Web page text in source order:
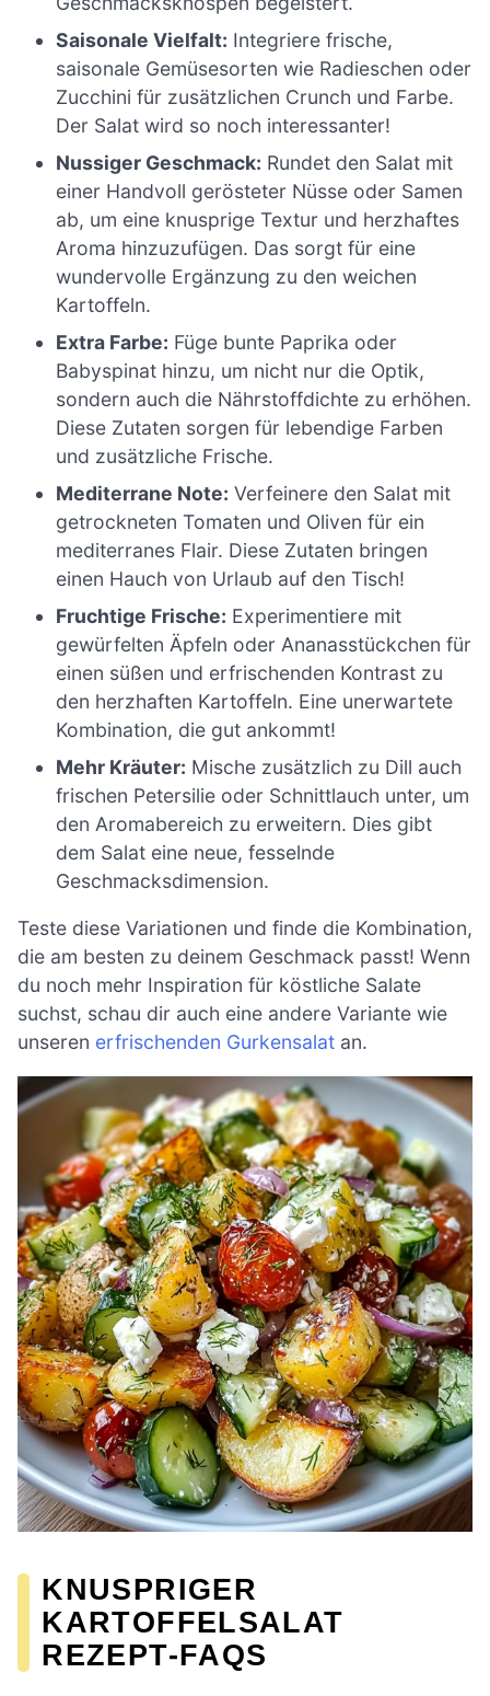
Saisonale Vielfalt: Integriere frische,
saisonale Gemüsesorten wie Radieschen oder
Zucchini für zusätzlichen Crunch und Farbe.
Der Salat wird so noch interessanter!
Nussiger Geschmack: Rundet den Salat mit
einer Handvoll gerösteter Nüsse oder Samen
ab, um eine knusprige Textur und herzhaftes
Aroma hinzuzufügen. Das sorgt für eine
wundervolle Ergänzung zu den weichen
Kartoffeln.
Extra Farbe: Füge bunte Paprika oder
Babyspinat hinzu, um nicht nur die Optik,
sondern auch die Nährstoffdichte zu erhöhen.
Diese Zutaten sorgen für lebendige Farben
und zusätzliche Frische.
Mediterrane Note: Verfeinere den Salat mit
getrockneten Tomaten und Oliven für ein
mediterranes Flair. Diese Zutaten bringen
einen Hauch von Urlaub auf den Tisch!
Fruchtige Frische: Experimentiere mit
gewürfelten Äpfeln oder Ananasstückchen für
einen süßen und erfrischenden Kontrast zu
den herzhaften Kartoffeln. Eine unerwartete
Kombination, die gut ankommt!
Mehr Kräuter: Mische zusätzlich zu Dill auch
frischen Petersilie oder Schnittlauch unter, um
den Aromabereich zu erweitern. Dies gibt
dem Salat eine neue, fesselnde
Geschmacksdimension.
Teste diese Variationen und finde die Kombination,
die am besten zu deinem Geschmack passt! Wenn
du noch mehr Inspiration für köstliche Salate
suchst, schau dir auch eine andere Variante wie
unseren erfrischenden Gurkensalat an.
KNUSPRIGER
KARTOFFELSALAT
REZEPT-FAQS